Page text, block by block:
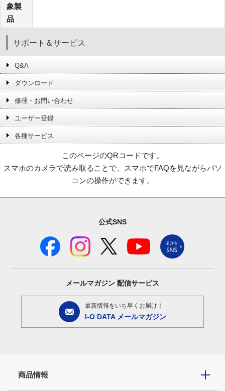
象製
品
サポート＆サービス
Q&A
ダウンロード
修理・お問い合わせ
ユーザー登録
各種サービス
このページのQRコードです。
スマホのカメラで読み取ることで、スマホでFAQを見ながらパソ
コンの操作ができます。
公式SNS
メールマガジン 配信サービス
最新情報をいち早くお届け！
I-O DATA メールマガジン
商品情報